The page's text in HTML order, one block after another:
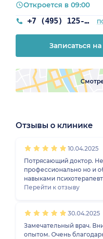
+7 (495) 125-20-98
Откроется в 09:00
Записаться
Отзывы о клинике
10.04.2025
Потрясающий доктор.
профессионально но и
навыками
специального
позитивно,
каждому пациенту. К
Перейти к отзыву
30.04.2025
Замечательный врач.
опытом. Очень